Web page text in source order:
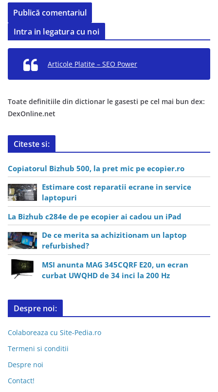
Intra in legatura cu noi
Articole Platite – SEO Power
Toate definitiile din dictionar le gasesti pe cel mai bun dex:
DexOnline.net
Citeste si:
Copiatorul Bizhub 500, la pret mic pe ecopier.ro
Estimare cost reparatii ecrane in service
laptopuri
La Bizhub c284e de pe ecopier ai cadou un iPad
De ce merita sa achizitionam un laptop
refurbished?
MSI anunta MAG 345CQRF E20, un ecran
curbat UWQHD de 34 inci la 200 Hz
Despre noi:
Colaboreaza cu Site-Pedia.ro
Termeni si conditii
Despre noi
Contact!